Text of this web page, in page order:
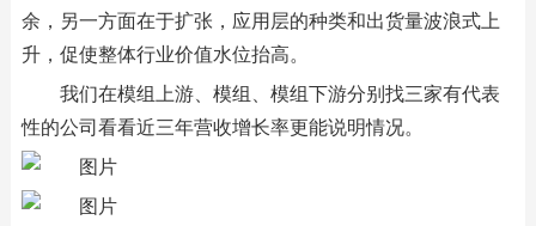
余，另一方面在于扩张，应用层的种类和出货量波浪式上
升，促使整体行业价值水位抬高。
我们在模组上游、模组、模组下游分别找三家有代表
性的公司看看近三年营收增长率更能说明情况。